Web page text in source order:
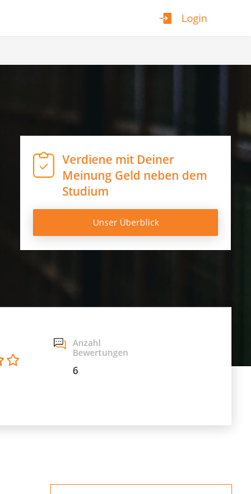
Login
Verdiene mit Deiner
Meinung Geld neben dem
Studium
Unser Überblick
Anzahl
Bewertungen
6